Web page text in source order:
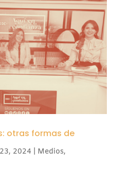
otras formas de
2024| Medios,